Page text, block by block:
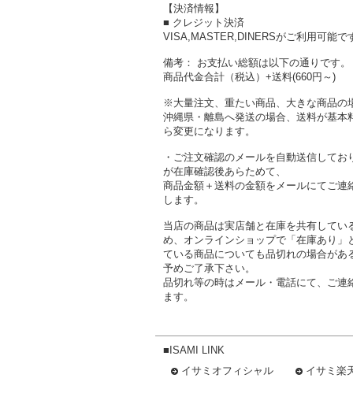
【決済情報】
■ クレジット決済
VISA,MASTER,DINERSがご利用可能で
備考： お支払い総額は以下の通りです。
商品代金合計（税込）+送料(660円～)
※大量注文、重たい商品、大きな商品の
沖縄県・離島へ発送の場合、送料が基本
ら変更になります。
・ご注文確認のメールを自動送信してお
が在庫確認後あらためて、
商品金額＋送料の金額をメールにてご連
します。
当店の商品は実店舗と在庫を共有してい
め、オンラインショップで「在庫あり」
ている商品についても品切れの場合があ
予めご了承下さい。
品切れ等の時はメール・電話にて、ご連
ます。
■ISAMI LINK
イサミオフィシャル
イサミ楽